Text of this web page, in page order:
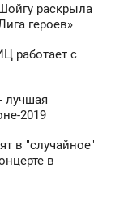
раскрыла
героев»
работает с
лучшая
2019
в "случайное"
в